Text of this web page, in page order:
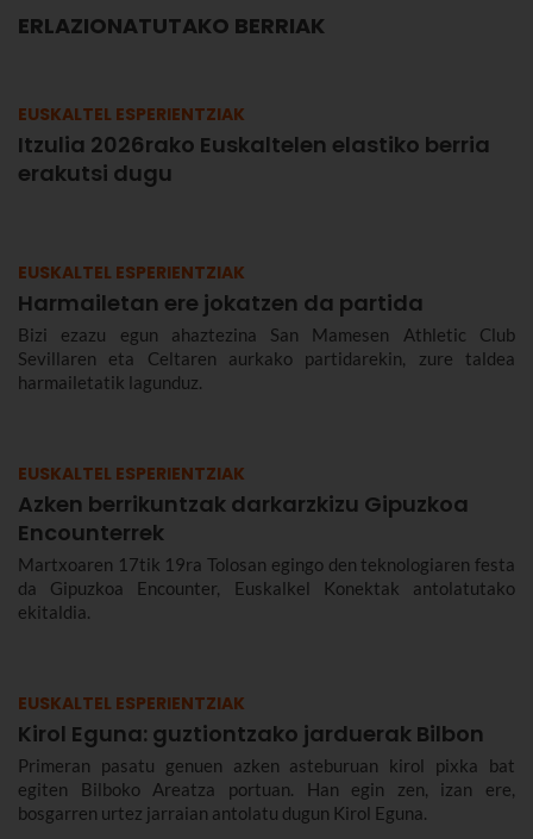
ERLAZIONATUTAKO BERRIAK
EUSKALTEL ESPERIENTZIAK
Itzulia 2026rako Euskaltelen elastiko berria
erakutsi dugu
EUSKALTEL ESPERIENTZIAK
Harmailetan ere jokatzen da partida
Bizi ezazu egun ahaztezina San Mamesen Athletic Club
Sevillaren eta Celtaren aurkako partidarekin, zure taldea
harmailetatik lagunduz.
EUSKALTEL ESPERIENTZIAK
Azken berrikuntzak darkarzkizu Gipuzkoa
Encounterrek
Martxoaren 17tik 19ra Tolosan egingo den teknologiaren festa
da Gipuzkoa Encounter, Euskalkel Konektak antolatutako
ekitaldia.
EUSKALTEL ESPERIENTZIAK
Kirol Eguna: guztiontzako jarduerak Bilbon
Primeran pasatu genuen azken asteburuan kirol pixka bat
egiten Bilboko Areatza portuan. Han egin zen, izan ere,
bosgarren urtez jarraian antolatu dugun Kirol Eguna.